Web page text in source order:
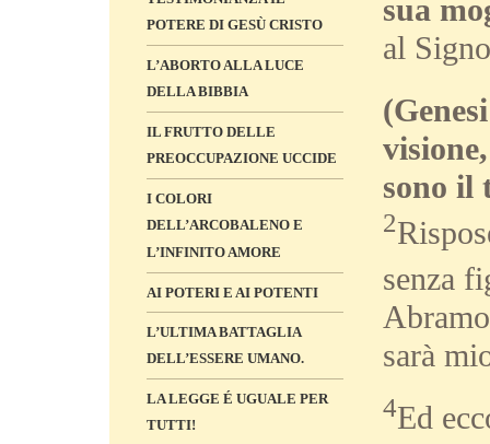
POTERE DI GESÙ CRISTO
L’ABORTO ALLA LUCE
DELLA BIBBIA
IL FRUTTO DELLE
PREOCCUPAZIONE UCCIDE
I COLORI
DELL’ARCOBALENO E
L’INFINITO AMORE
AI POTERI E AI POTENTI
L’ULTIMA BATTAGLIA
DELL’ESSERE UMANO.
LA LEGGE É UGUALE PER
TUTTI!
sua
al
sono il
2
senza
sarà
4Ed